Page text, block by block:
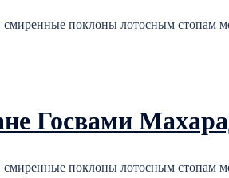
поклоны лотосным стопам
Госвами
поклоны лотосным стопам